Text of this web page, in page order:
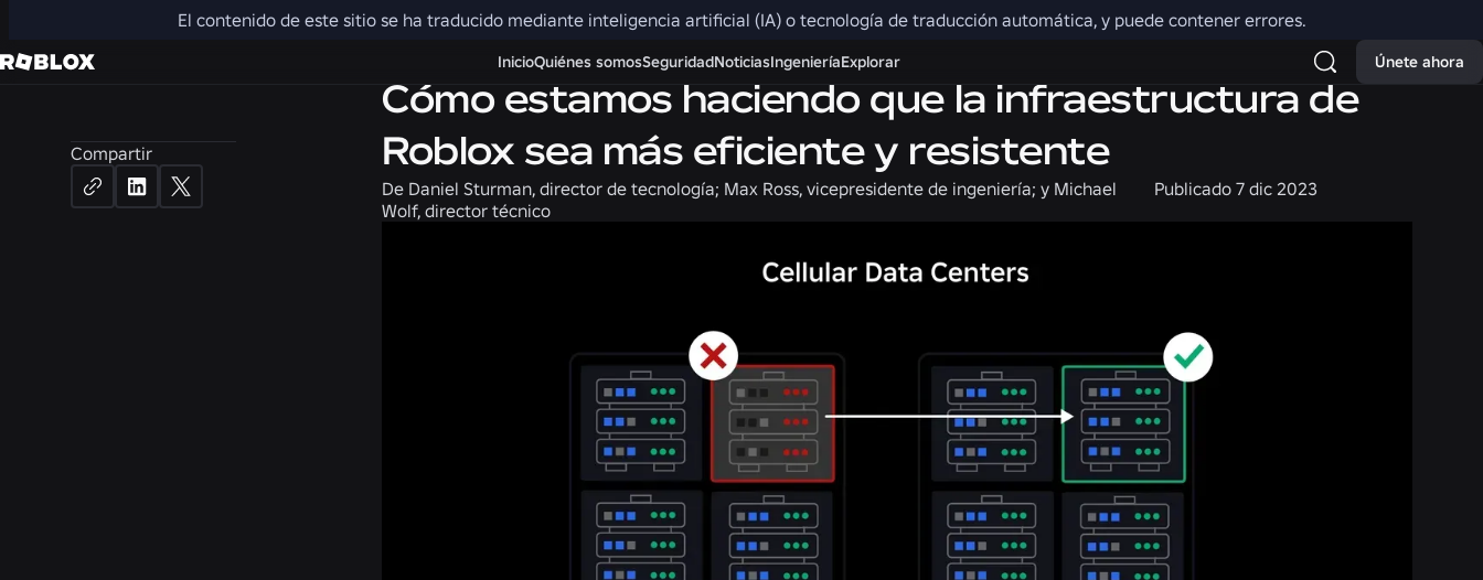
El contenido de este sitio se ha traducido mediante inteligencia artificial (IA) o tecnología de traducción automática, y puede contener errores.
InicioQuiénes somosSeguridadNoticiasIngenieríaExplorar Únete ahora
Compartir
Ingeniería Empleo
Cómo estamos haciendo que la infraestructura de
Roblox sea más eficiente y resistente
De Daniel Sturman, director de tecnología; Max Ross, vicepresidente de ingeniería; y Michael
Wolf, director técnico
Publicado 7 dic 2023